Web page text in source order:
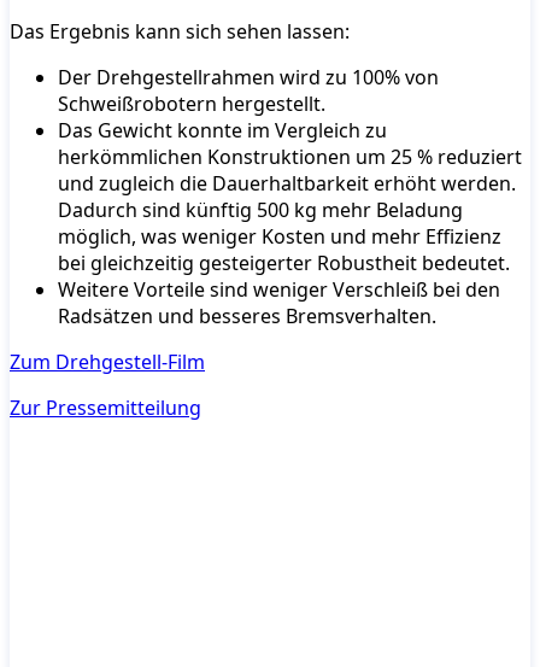
Das Ergebnis kann sich sehen lassen:
Der Drehgestellrahmen wird zu 100% von
Schweißrobotern hergestellt.
Das Gewicht konnte im Vergleich zu
herkömmlichen Konstruktionen um 25 % reduziert
und zugleich die Dauerhaltbarkeit erhöht werden.
Dadurch sind künftig 500 kg mehr Beladung
möglich, was weniger Kosten und mehr Effizienz
bei gleichzeitig gesteigerter Robustheit bedeutet.
Weitere Vorteile sind weniger Verschleiß bei den
Radsätzen und besseres Bremsverhalten.
Zum Drehgestell-Film
Zur Pressemitteilung